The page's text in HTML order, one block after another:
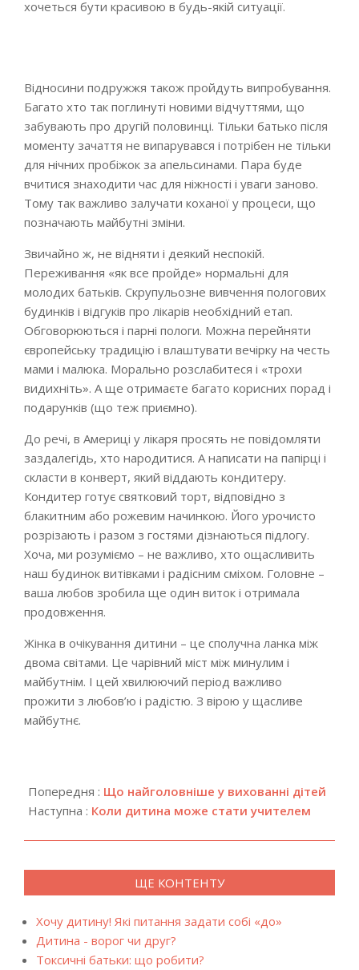
хочеться бути красивою в будь-якій ситуації.
Відносини подружжя також пройдуть випробування.
Багато хто так поглинуті новими відчуттями, що
забувають про другій половинці. Тільки батько після
моменту зачаття не випарувався і потрібен не тільки
для нічних пробіжок за апельсинами. Пара буде
вчитися знаходити час для ніжності і уваги заново.
Тому так важливо залучати коханої у процеси, що
позначають майбутні зміни.
Звичайно ж, не відняти і деякий неспокій.
Переживання «як все пройде» нормальні для
молодих батьків. Скрупульозне вивчення пологових
будинків і відгуків про лікарів необхідний етап.
Обговорюються і парні пологи. Можна перейняти
європейську традицію і влаштувати вечірку на честь
мами і малюка. Морально розслабитеся і «трохи
видихніть». А ще отримаєте багато корисних порад і
подарунків (що теж приємно).
До речі, в Америці у лікаря просять не повідомляти
заздалегідь, хто народитися. А написати на папірці і
скласти в конверт, який віддають кондитеру.
Кондитер готує святковий торт, відповідно з
блакитним або рожевим начинкою. Його урочисто
розрізають і разом з гостями дізнаються підлогу.
Хоча, ми розуміємо – не важливо, хто ощасливить
наш будинок витівками і радісним сміхом. Головне –
ваша любов зробила ще один виток і отримала
продовження.
Жінка в очікування дитини – це сполучна ланка між
двома світами. Це чарівний міст між минулим і
майбутнім. І цей хвилюючий період важливо
прожити з любов’ю і радістю. З вірою у щасливе
майбутнє.
12-
24
Попередня : Що найголовніше у вихованні дітей
Наступна : Коли дитина може стати учителем
ЩЕ КОНТЕНТУ
Хочу дитину! Які питання задати собі «до»
Дитина - ворог чи друг?
Токсичні батьки: що робити?